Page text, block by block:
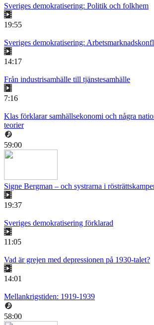
Sveriges demokratisering: Politik och folkhem
19:55
Sveriges demokratisering:
14:17
Från industrisamhälle till tjänstesamhälle
7:16
Klas förklarar samhällsekonomi och några
teorier
59:00
Signe Bergman – och systrarna i
19:37
Sveriges demokratisering förklarad
11:05
Vad är grejen med depressionen på 1930-talet?
14:01
Mellankrigstiden: 1919-1939
58:00